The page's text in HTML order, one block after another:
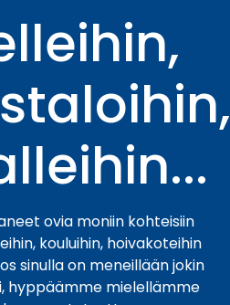
ovia moniin kohteisiin
kouluihin, hoivakoteihin
sinulla on meneillään jokin
hyppäämme mielellämme